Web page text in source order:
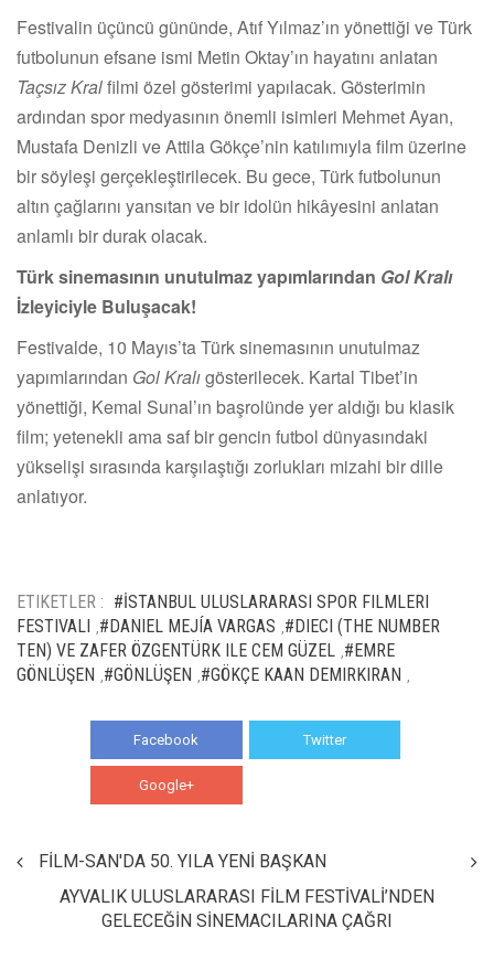
Festivalin üçüncü gününde, Atıf Yılmaz’ın yönettiği ve Türk
futbolunun efsane ismi Metin Oktay’ın hayatını anlatan
Taçsız Kralfilmi özel gösterimi yapılacak. Gösterimin
ardından spor medyasının önemli isimleri Mehmet Ayan,
Mustafa Denizli ve Attila Gökçe’nin katılımıyla film üzerine
bir söyleşi gerçekleştirilecek. Bu gece, Türk futbolunun
altın çağlarını yansıtan ve bir idolün hikâyesini anlatan
anlamlı bir durak olacak.
Türk sinemasının unutulmaz yapımlarından Gol Kralı
İzleyiciyle Buluşacak!
Festivalde, 10 Mayıs’ta Türk sinemasının unutulmaz
yapımlarından Gol Kralıgösterilecek. Kartal Tibet’in
yönettiği, Kemal Sunal’ın başrolünde yer aldığı bu klasik
film; yetenekli ama saf bir gencin futbol dünyasındaki
yükselişi sırasında karşılaştığı zorlukları mizahi bir dille
anlatıyor.
ETIKETLER : #İSTANBUL ULUSLARARASI SPOR FILMLERI
FESTIVALI #DANIEL MEJÍA VARGAS #DIECI (THE NUMBER
TEN) VE ZAFER ÖZGENTÜRK ILE CEM GÜZEL #EMRE
GÖNLÜŞEN #GÖNLÜŞEN #GÖKÇE KAAN DEMIRKIRAN
Facebook Twitter
Google+
FİLM-SAN'DA 50. YILA YENİ BAŞKAN
AYVALIK ULUSLARARASI FİLM FESTİVALİ’NDEN
GELECEĞİN SİNEMACILARINA ÇAĞRI